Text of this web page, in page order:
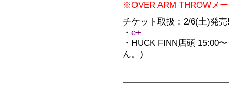
※OVER ARM THROWメ
チケット取扱：2/6(土)発
・ e+
・HUCK FINN店頭 15:00
ん。)